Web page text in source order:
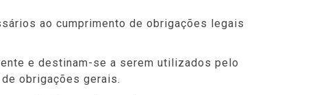
ao cumprimento de obrigações legais
e destinam-se a serem utilizados pelo
obrigações gerais.